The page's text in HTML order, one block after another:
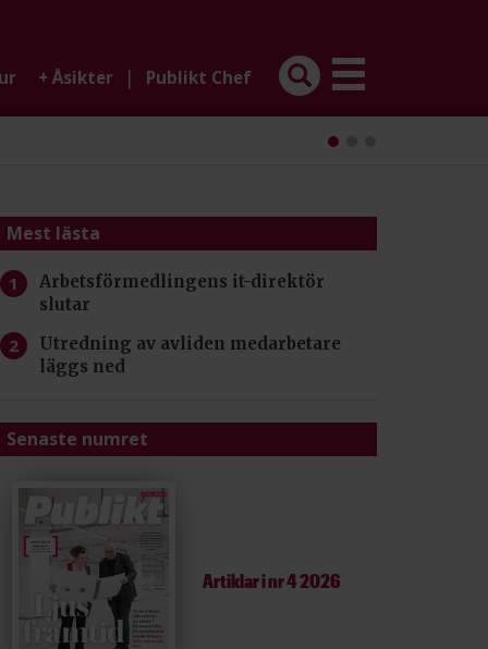
+ Åsikter | Publikt Chef
Mest lästa
Arbetsförmedlingens it-direktör
slutar
Utredning av avliden medarbetare
läggs ned
Senaste numret
Artiklar inr 4 2026